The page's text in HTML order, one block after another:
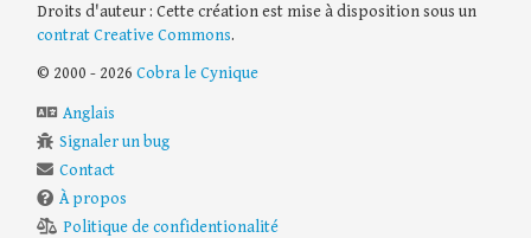
Droits d'auteur : Cette création est mise à disposition sous un
contrat Creative Commons.
© 2000 - 2026 Cobra le Cynique
Anglais
Signaler un bug
Contact
À propos
Politique de confidentionalité